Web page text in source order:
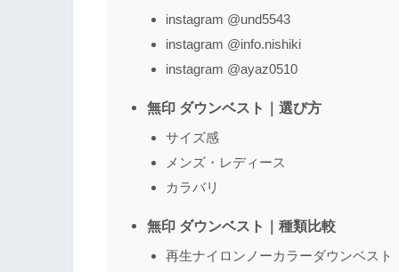
instagram @und5543
instagram @info.nishiki
instagram @ayaz0510
無印 ダウンベスト｜選び方
サイズ感
メンズ・レディース
カラバリ
無印 ダウンベスト｜種類比較
再生ナイロンノーカラーダウンベスト